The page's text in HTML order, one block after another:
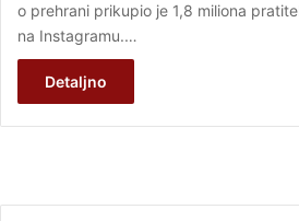
o prehrani prikupio je 1,8 miliona
na Instagramu.…
Detaljno